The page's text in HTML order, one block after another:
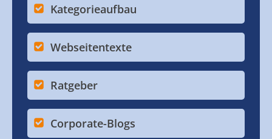
Kategorieaufbau
Webseitentexte
Ratgeber
Corporate-Blogs